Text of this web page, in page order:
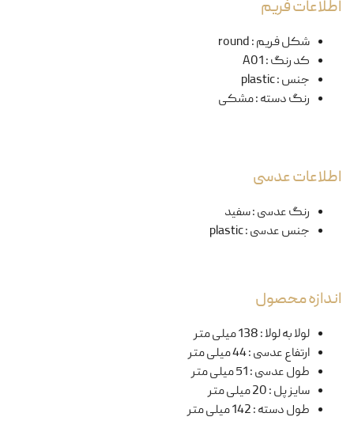
اطلاعات فریم
شکل فریم:
round
کد رنگ:
A01
جنس:
plastic
رنگ دسته:مشکی
اطلاعات عدسی
رنگ عدسی:سفید
جنس عدسی:
plastic
اندازه محصول
لولا به لولا:138 میلی متر
ارتفاع عدسی:44 میلی متر
طول عدسی:51 میلی متر
سایز پل:20 میلی متر
طول دسته:142 میلی متر